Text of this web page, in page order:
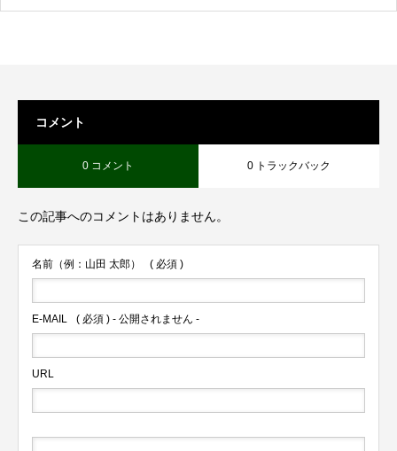
コメント
0 コメント 0 トラックバック
この記事へのコメントはありません。
名前（例：山田 太郎） ( 必須 )
E-MAIL ( 必須 ) - 公開されません -
URL